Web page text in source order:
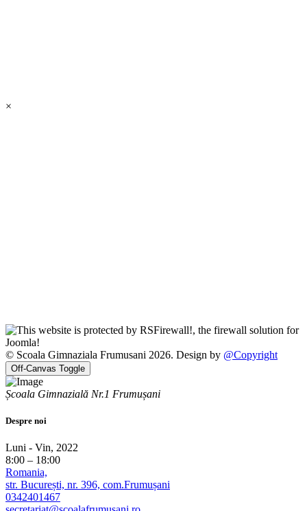
×
© Scoala Gimnaziala Frumusani 2026. Design by @Copyright
Off-Canvas Toggle
Școala Gimnazială Nr.1 Frumușani
Despre noi
Luni - Vin, 2022
8:00 – 18:00
Romania,
str. București, nr. 396, com.Frumușani
0342401467